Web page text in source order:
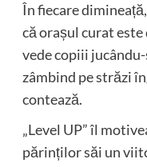
În fiecare
că orașul curat
vede copiii
zâmbind pe străzi
contează.
„Level UP” îl
părinților săi un